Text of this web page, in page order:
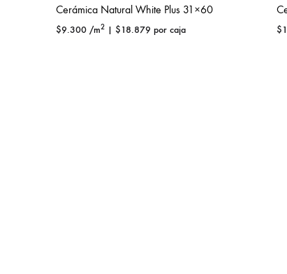
Cerámica Natural White Plus 31×60
$9.300 /m2 | $18.879 por caja $